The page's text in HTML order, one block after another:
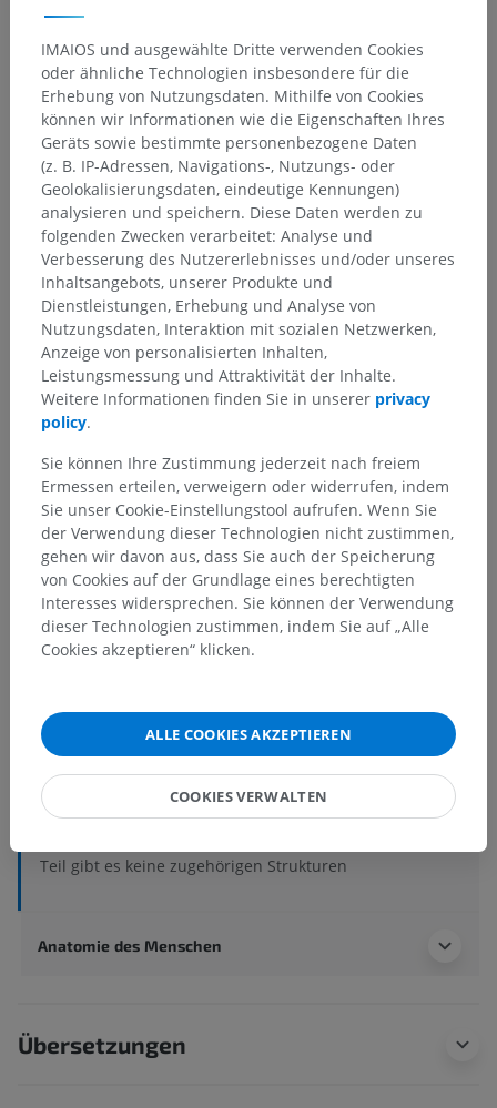
Anatomische Hierarchie
Anatomie des Menschen 1
Arterien
Halsschlagader
Intraduraler Gefäßabschnitt> Mittlere Hirnarterie>
Kortikalabschnitt; Segment M4
Teil gibt es keine zugehörigen Strukturen
Anatomie des Menschen
Übersetzungen
IMAIOS und ausgewählte Dritte verwenden Cookies
oder ähnliche Technologien insbesondere für die
Erhebung von Nutzungsdaten. Mithilfe von Cookies
können wir Informationen wie die Eigenschaften Ihres
Geräts sowie bestimmte personenbezogene Daten
(z. B. IP-Adressen, Navigations-, Nutzungs- oder
Geolokalisierungsdaten, eindeutige Kennungen)
analysieren und speichern. Diese Daten werden zu
folgenden Zwecken verarbeitet: Analyse und
Verbesserung des Nutzererlebnisses und/oder unseres
Inhaltsangebots, unserer Produkte und
Dienstleistungen, Erhebung und Analyse von
Nutzungsdaten, Interaktion mit sozialen Netzwerken,
Anzeige von personalisierten Inhalten,
Leistungsmessung und Attraktivität der Inhalte.
Weitere Informationen finden Sie in unserer privacy
policy.
Sie können Ihre Zustimmung jederzeit nach freiem
Ermessen erteilen, verweigern oder widerrufen, indem
Sie unser Cookie-Einstellungstool aufrufen. Wenn Sie
der Verwendung dieser Technologien nicht zustimmen,
gehen wir davon aus, dass Sie auch der Speicherung
von Cookies auf der Grundlage eines berechtigten
Interesses widersprechen. Sie können der Verwendung
dieser Technologien zustimmen, indem Sie auf „Alle
Cookies akzeptieren“ klicken.
ALLE COOKIES AKZEPTIEREN
COOKIES VERWALTEN